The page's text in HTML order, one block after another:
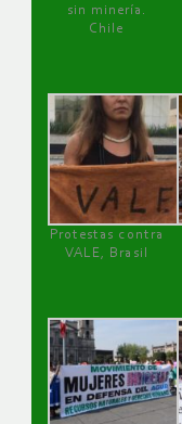
sin minería.
Chile
Protestas contra
VALE, Brasil